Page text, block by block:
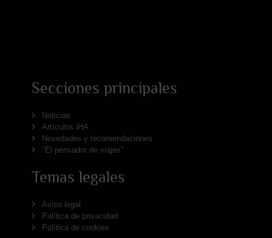
Secciones principales
Noticias
Artículos iHA
Novedades y recomendaciones
"El pensador de viajes"
Temas legales
Aviso legal
Política de privacidad
Política de cookies